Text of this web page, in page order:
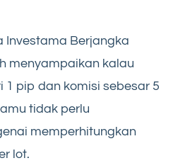
Investama Berjangka
menyampaikan kalau
pip dan komisi sebesar 5
tidak perlu
memperhitungkan
lot.